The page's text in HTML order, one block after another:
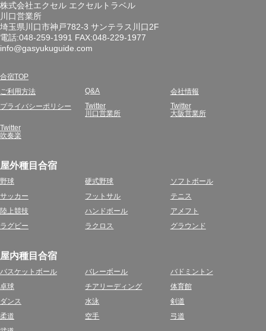
株式会社エクセル エクセルトラベル
川口営業所
埼玉県川口市神戸782-3 サンテラス川口2F
電話:048-259-1991 FAX:048-229-1977
info@gasyukuguide.com
合宿TOP
ご利用方法 Q&A 会社情報
プライバシーポリシー
Twitter
川口営業所
Twitter
大阪営業所
Twitter
吹奏楽
屋外種目合宿
野球 硬式野球 ソフトボール
サッカー フットサル テニス
陸上競技 ハンドボール アメフト
ラグビー ラクロス グラウンド
屋内種目合宿
バスケットボール バレーボール バドミントン
卓球 チアリーディング 体育館
ダンス 水泳 剣道
柔道 空手 弓道